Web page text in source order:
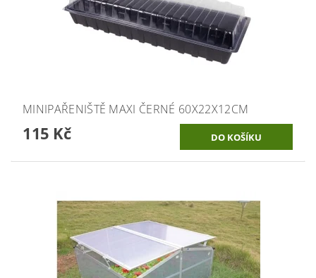
MINIPAŘENIŠTĚ MAXI ČERNÉ 60X22X12CM
115 Kč